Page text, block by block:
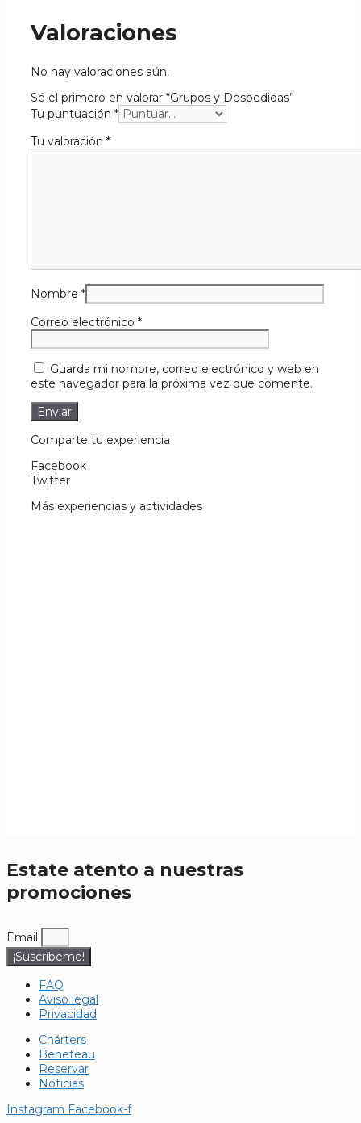
Valoraciones
No hay valoraciones aún.
Sé el primero en valorar “Grupos y Despedidas”
Tu puntuación *
Tu valoración *
Nombre *
Correo electrónico *
Guarda mi nombre, correo electrónico y web en
este navegador para la próxima vez que comente.
Comparte tu experiencia
Facebook
Twitter
Más experiencias y actividades
Estate atento a nuestras
promociones
Email
¡Suscríbeme!
FAQ
Aviso legal
Privacidad
Chárters
Beneteau
Reservar
Noticias
Instagram Facebook-f